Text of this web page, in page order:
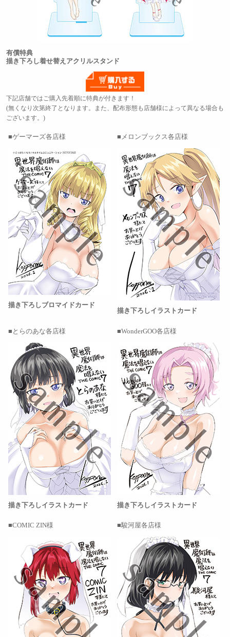
有償特典
描き下ろし着せ替えアクリルスタンド
下記店舗ではご購入先着順に特典が付きます！
(無くなり次第終了となります。また、配布形態も店舗様によって異なる場合も
ございます。)
ゲーマーズ各店様
描き下ろしブロマイドカード
メロンブックス各店様
描き下ろしイラストカード
とらのあな各店様
描き下ろしイラストカード
WonderGOO各店様
描き下ろしイラストカード
COMIC ZIN様 駿河屋各店様